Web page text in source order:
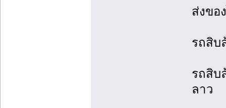
ส่งขอ
รถสิบ
รถสิบ
ลาว